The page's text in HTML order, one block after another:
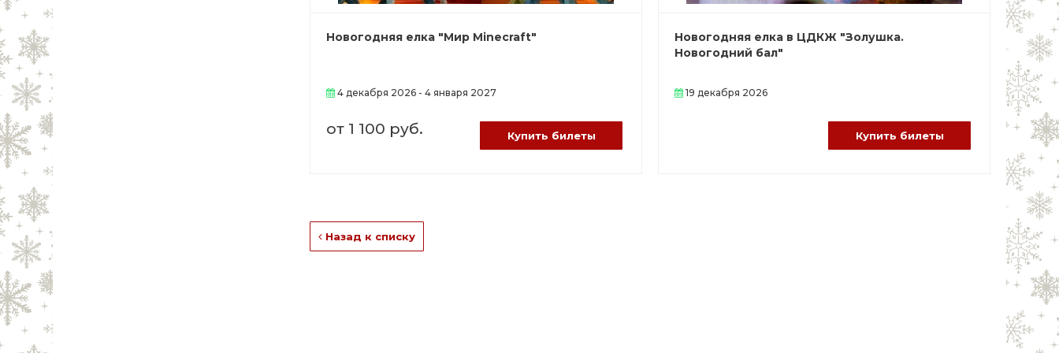
Новогодняя елка "Мир Minecraft"
4 декабря 2026 - 4 января 2027
от 1 100 руб. Купить билеты
Новогодняя елка в ЦДКЖ "Золушка.
Новогодний бал"
19 декабря 2026
Купить билеты
Назад к списку